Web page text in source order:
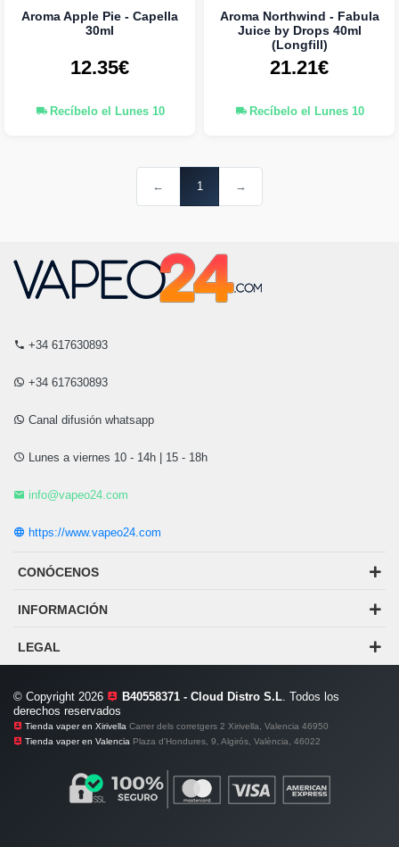
Aroma Apple Pie - Capella
30ml
12.35€
Recíbelo el Lunes 10
Aroma Northwind - Fabula
Juice by Drops 40ml
(Longfill)
21.21€
Recíbelo el Lunes 10
← 1 →
+34 617630893
+34 617630893
Canal difusión whatsapp
Lunes a viernes 10 - 14h | 15 - 18h
info@vapeo24.com
https://www.vapeo24.com
CONÓCENOS
INFORMACIÓN
LEGAL
© Copyright 2026 B40558371 - Cloud Distro S.L . Todos los
derechos reservados
Tienda vaper en Xirivella Carrer dels corretgers 2 Xirivella, Valencia 46950
Tienda vaper en Valencia Plaza d'Hondures, 9, Algirós, València, 46022